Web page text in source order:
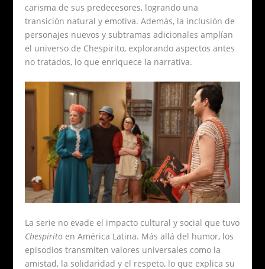
carisma de sus predecesores, logrando una
transición natural y emotiva. Además, la inclusión de
personajes nuevos y subtramas adicionales amplían
el universo de Chespirito, explorando aspectos antes
no tratados, lo que enriquece la narrativa.
La serie no evade el impacto cultural y social que tuvo
Chespirito en América Latina. Más allá del humor, los
episodios transmiten valores universales como la
amistad, la solidaridad y el respeto, lo que explica su